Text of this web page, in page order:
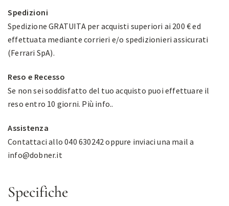
Spedizioni
Spedizione GRATUITA per acquisti superiori ai 200 € ed
effettuata mediante corrieri e/o spedizionieri assicurati
(Ferrari SpA).
Reso e Recesso
Se non sei soddisfatto del tuo acquisto puoi effettuare il
reso entro 10 giorni. Più info..
Assistenza
Contattaci allo 040 630242 oppure inviaci una mail a
info@dobner.it
Specifiche